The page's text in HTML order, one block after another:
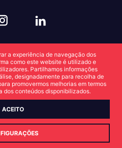
de Privacidade
a experiência de navegação dos
como este website é utilizado e
Partilhamos informações
designadamente para recolha de
promovermos melhorias em termos
dos conteúdos disponibilizados.
ACEITO